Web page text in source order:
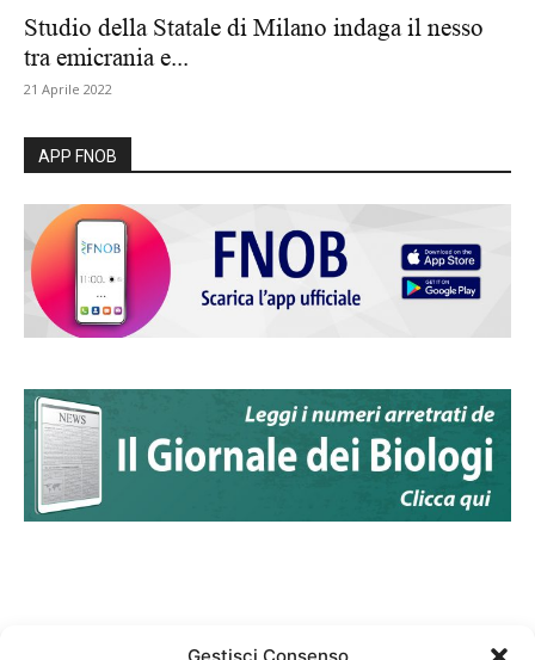
Studio della Statale di Milano indaga il nesso
tra emicrania e...
21 Aprile 2022
APP FNOB